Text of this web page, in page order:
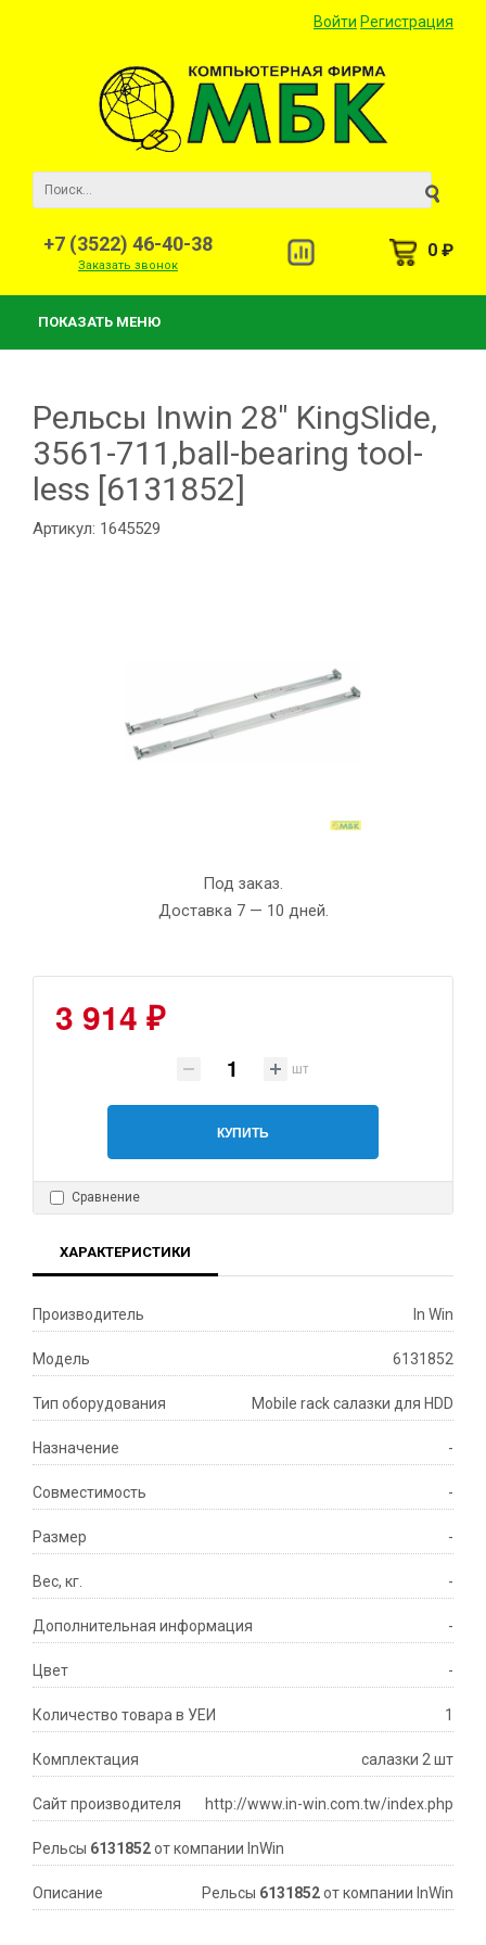
Войти Регистрация
+7 (3522) 46-40-38
Заказать звонок
0 ₽
ПОКАЗАТЬ МЕНЮ
Рельсы Inwin 28" KingSlide,
3561-711,ball-bearing tool-
less [6131852]
Артикул: 1645529
Под заказ.
Доставка 7 — 10 дней.
3 914 ₽
шт
КУПИТЬ
Сравнение
ХАРАКТЕРИСТИКИ
Производитель In Win
Модель 6131852
Тип оборудования Mobile rack салазки для HDD
Назначение -
Совместимость -
Размер -
Вес, кг. -
Дополнительная информация -
Цвет -
Количество товара в УЕИ 1
Комплектация салазки 2 шт
Сайт производителя http://www.in-win.com.tw/index.php
Рельсы 6131852от компании InWin
Описание Рельсы 6131852от компании InWin